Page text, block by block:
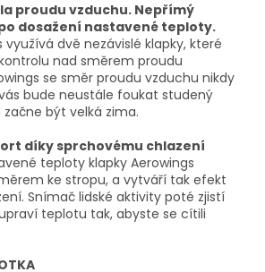
proudu vzduchu. Nepřímý
dosažení nastavené teploty.
využívá dvě nezávislé klapky, které
nad směrem proudu
se směr proudu vzduchu nikdy
bude neustále foukat studený
být velká zima.
díky sprchovému chlazení
teploty klapky Aerowings
ke stropu, a vytváří tak efekt
Snímač lidské aktivity poté zjistí
teplotu tak, abyste se cítili